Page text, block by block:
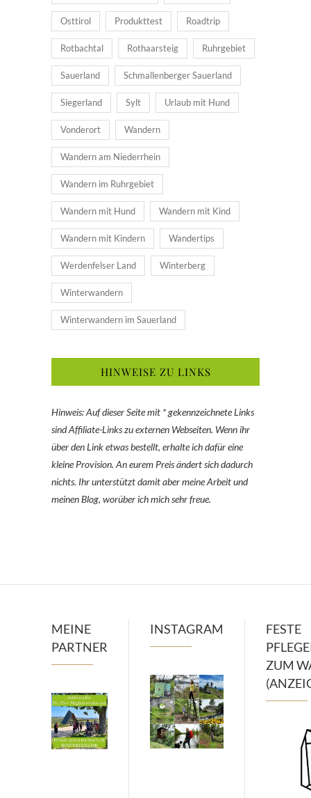
Osttirol Produkttest Roadtrip
Rotbachtal Rothaarsteig Ruhrgebiet
Sauerland Schmallenberger Sauerland
Siegerland Sylt Urlaub mit Hund
Vonderort Wandern
Wandern am Niederrhein
Wandern im Ruhrgebiet
Wandern mit Hund Wandern mit Kind
Wandern mit Kindern Wandertips
Werdenfelser Land Winterberg
Winterwandern
Winterwandern im Sauerland
HINWEISE ZU LINKS
Hinweis: Auf dieser Seite mit * gekennzeichnete Links
sind Affiliate-Links zu externen Webseiten. Wenn ihr
über den Link etwas bestellt, erhalte ich dafür eine
kleine Provision. An eurem Preis ändert sich dadurch
nichts. Ihr unterstützt damit aber meine Arbeit und
meinen Blog, worüber ich mich sehr freue.
MEINE
PARTNER
INSTAGRAM
FESTE
ZUM